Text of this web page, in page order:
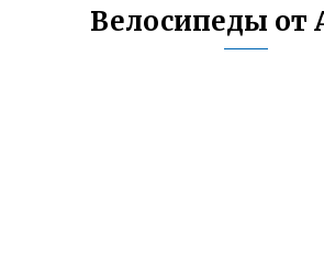
Велосипеды от